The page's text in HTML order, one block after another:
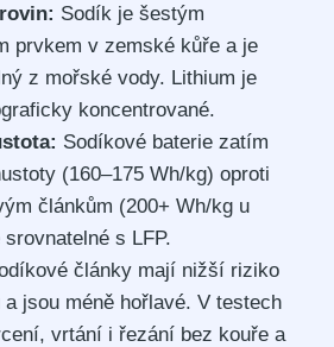
Sodík je šestým
prvkem v zemské kůře a je
z mořské vody. Lithium je
koncentrované.
Sodíkové baterie zatím
(160–175 Wh/kg) oproti
článkům (200+ Wh/kg u
s LFP.
články mají nižší riziko
a jsou méně hořlavé. V testech
vrtání i řezání bez kouře a